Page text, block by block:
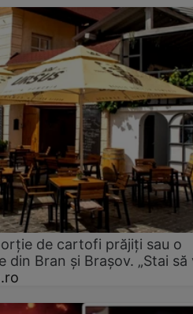
de cartofi prăjiţi sau o
Bran şi Braşov. „Stai să